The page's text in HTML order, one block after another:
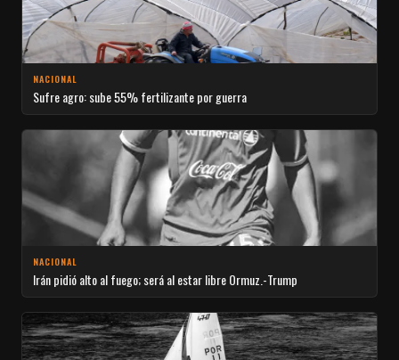
NACIONAL
Sufre agro: sube 55% fertilizante por guerra
NACIONAL
Irán pidió alto al fuego; será al estar libre Ormuz.-Trump